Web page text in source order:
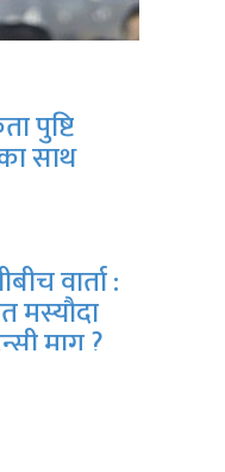
पुष्टि
साथ
वार्ता :
मस्यौदा
माग ?